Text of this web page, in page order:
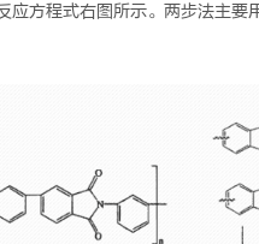
方程式右图所示。两步法主要